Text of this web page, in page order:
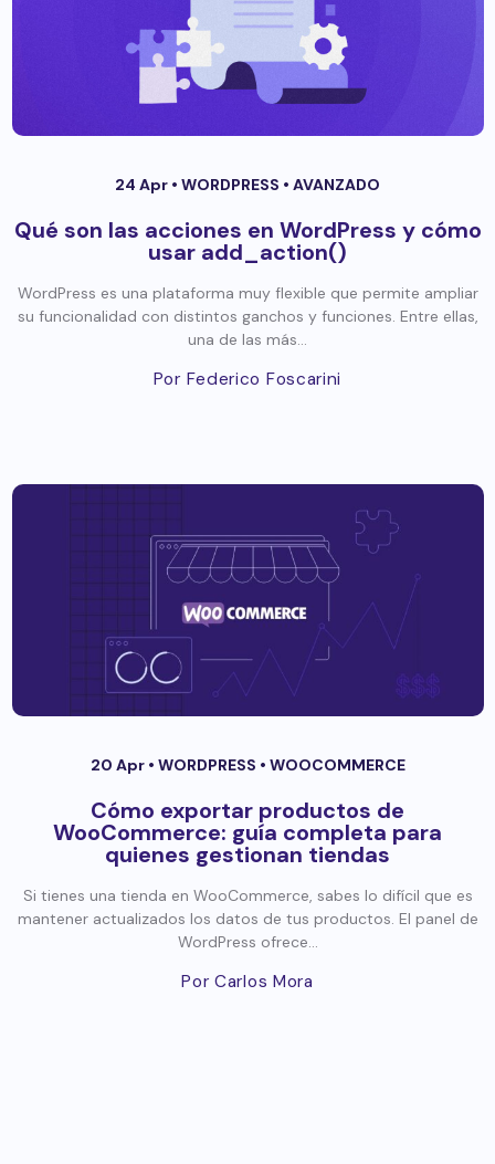
24 Apr • WORDPRESS • AVANZADO
Qué son las acciones en WordPress y cómo
usar add_action()
WordPress es una plataforma muy flexible que permite ampliar
su funcionalidad con distintos ganchos y funciones. Entre ellas,
una de las más...
Por Federico Foscarini
20 Apr • WORDPRESS • WOOCOMMERCE
Cómo exportar productos de
WooCommerce: guía completa para
quienes gestionan tiendas
Si tienes una tienda en WooCommerce, sabes lo difícil que es
mantener actualizados los datos de tus productos. El panel de
WordPress ofrece...
Por Carlos Mora